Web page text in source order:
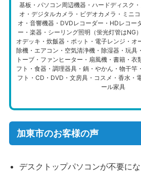
基板・パソコン周辺機器・ハードディスク
オ・デジタルカメラ・ビデオカメラ・ミニ
オ・音響機器・DVDレコーダー・HDレコー
ー・楽器・シーリング照明（蛍光灯管はNG
オデッキ・炊飯器・ポット・電子レンジ・オ
除機・エアコン・空気清浄機・除湿器・玩具
トーブ・ファンヒーター・扇風機・書籍・
フト・食器・調理器具・鍋・やかん・物干竿
フト・CD・DVD・文房具・コスメ・香水・
ール家具
加東市のお客様の声
デスクトップパソコンが不要に